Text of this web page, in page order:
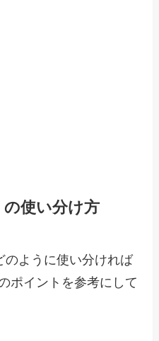
の使い分け方
のように使い分ければ
ポイントを参考にして